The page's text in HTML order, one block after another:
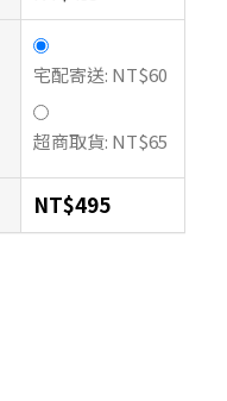
宅配寄送: NT$60
超商取貨: NT$65
NT$495